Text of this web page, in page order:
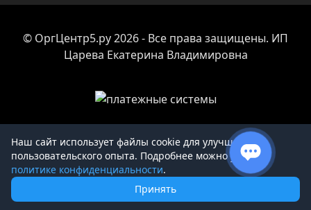
© ОргЦентр5.ру 2026 - Все права защищены. ИП
Царева Екатерина Владимировна
Товар добавлен в корзину
Перейти к оформлению
Наш сайт использует файлы cookie для улучшения
пользовательского опыта. Подробнее можно узнать в
политике конфиденциальности.
Принять